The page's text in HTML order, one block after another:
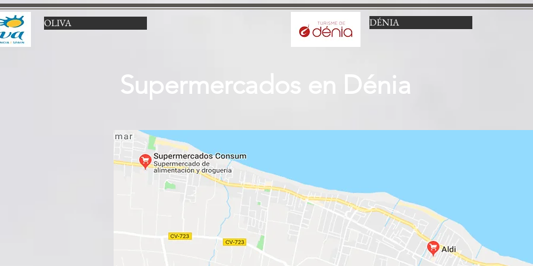
OLIVA DÉNIA
Supermercados en Dénia